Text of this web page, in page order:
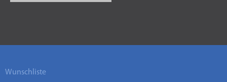
Wunschliste